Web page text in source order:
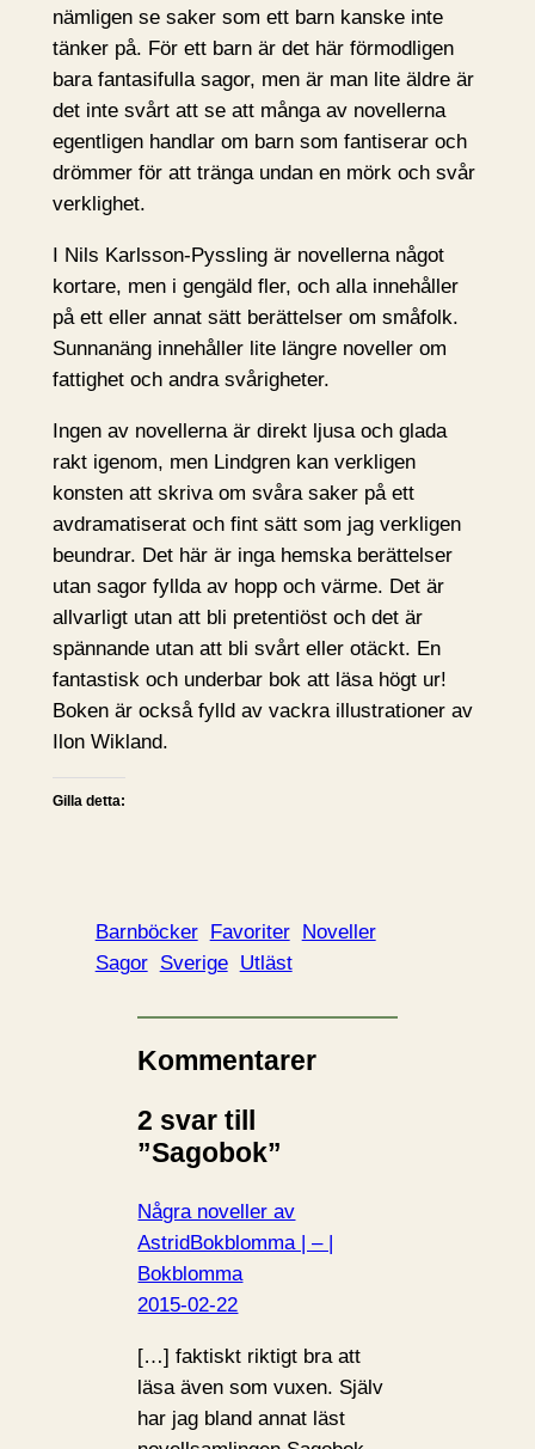
nämligen se saker som ett barn kanske inte
tänker på. För ett barn är det här förmodligen
bara fantasifulla sagor, men är man lite äldre är
det inte svårt att se att många av novellerna
egentligen handlar om barn som fantiserar och
drömmer för att tränga undan en mörk och svår
verklighet.
I Nils Karlsson-Pyssling är novellerna något
kortare, men i gengäld fler, och alla innehåller
på ett eller annat sätt berättelser om småfolk.
Sunnanäng innehåller lite längre noveller om
fattighet och andra svårigheter.
Ingen av novellerna är direkt ljusa och glada
rakt igenom, men Lindgren kan verkligen
konsten att skriva om svåra saker på ett
avdramatiserat och fint sätt som jag verkligen
beundrar. Det här är inga hemska berättelser
utan sagor fyllda av hopp och värme. Det är
allvarligt utan att bli pretentiöst och det är
spännande utan att bli svårt eller otäckt. En
fantastisk och underbar bok att läsa högt ur!
Boken är också fylld av vackra illustrationer av
Ilon Wikland.
Gilla detta:
Barnböcker Favoriter Noveller
Sagor Sverige Utläst
Kommentarer
2 svar till
”Sagobok”
Några noveller av
AstridBokblomma | – |
Bokblomma
2015-02-22
[…] faktiskt riktigt bra att
läsa även som vuxen. Själv
har jag bland annat läst